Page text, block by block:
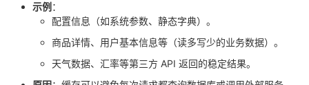
示例 ：
配置信息（如系统参数、静态字典）。
商品详情、用户基本信息等（读多写少的业务数据）。
天气数据、汇率等第三方 API 返回的稳定结果。